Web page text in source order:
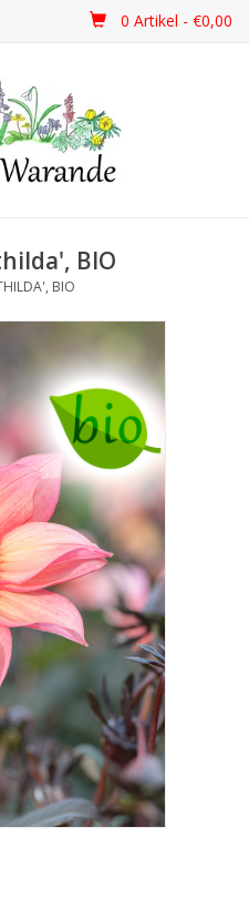
0 Artikel - €0,00
BIO
BIO